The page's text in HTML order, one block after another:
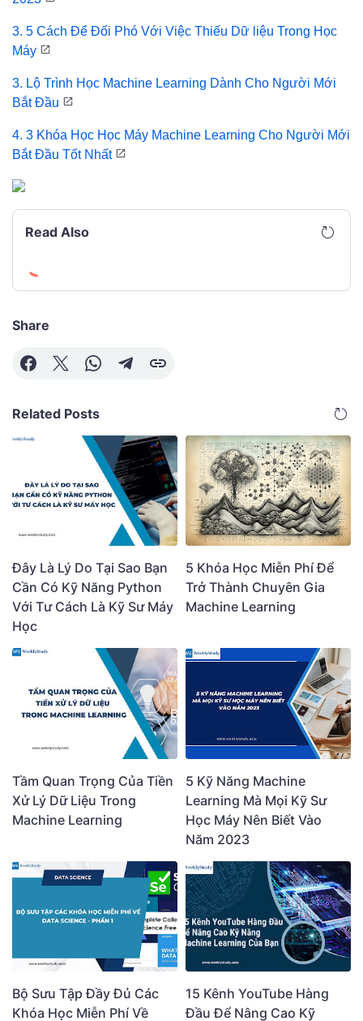
3. 5 Cách Để Đối Phó Với Việc Thiếu Dữ liệu Trong Học
Máy
3. Lộ Trình Học Machine Learning Dành Cho Người Mới
Bắt Đầu
4. 3 Khóa Học Học Máy Machine Learning Cho Người Mới
Bắt Đầu Tốt Nhất
Read Also
Share
Related Posts
Đây Là Lý Do Tại Sao Bạn
Cần Có Kỹ Năng Python
Với Tư Cách Là Kỹ Sư Máy
Học
5 Khóa Học Miễn Phí Để
Trở Thành Chuyên Gia
Machine Learning
Tầm Quan Trọng Của Tiền
Xử Lý Dữ Liệu Trong
Machine Learning
5 Kỹ Năng Machine
Learning Mà Mọi Kỹ Sư
Học Máy Nên Biết Vào
Năm 2023
Bộ Sưu Tập Đầy Đủ Các
Khóa Học Miễn Phí Về
15 Kênh YouTube Hàng
Đầu Để Nâng Cao Kỹ